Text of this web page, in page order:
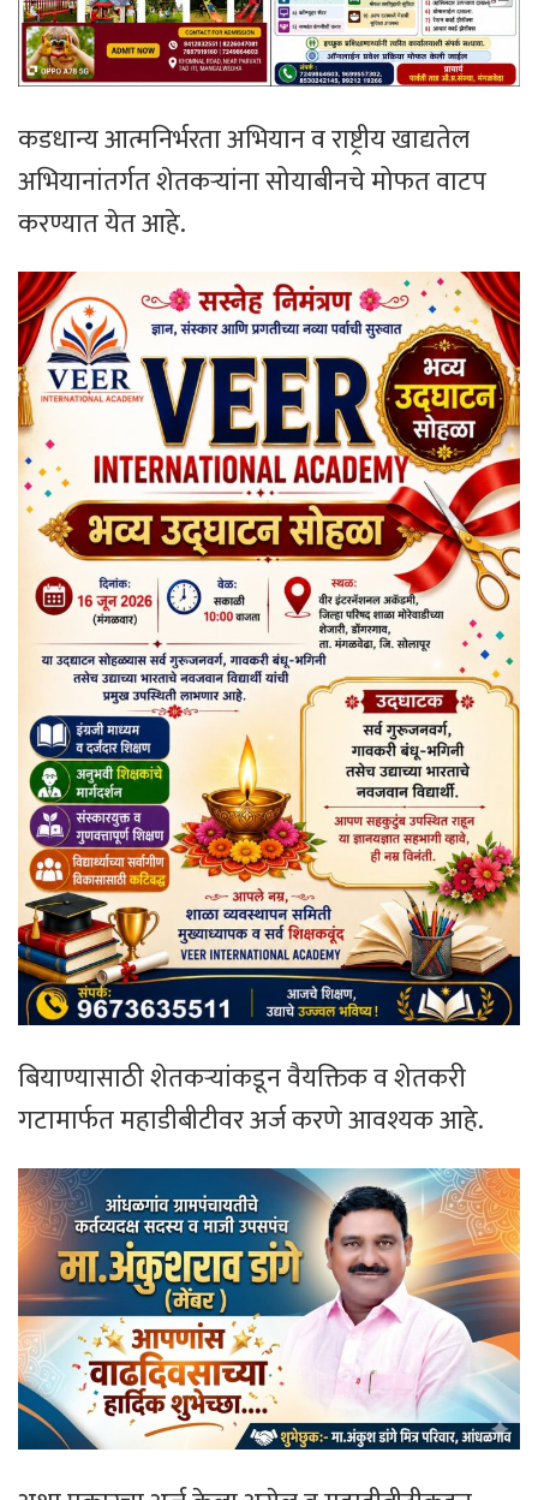
कडधान्य आत्मनिर्भरता अभियान व राष्ट्रीय खाद्यतेल
अभियानांतर्गत शेतकऱ्यांना सोयाबीनचे मोफत वाटप
करण्यात येत आहे.
बियाण्यासाठी शेतकऱ्यांकडून वैयक्तिक व शेतकरी
गटामार्फत महाडीबीटीवर अर्ज करणे आवश्यक आहे.